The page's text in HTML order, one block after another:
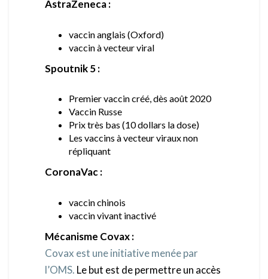
AstraZeneca :
vaccin anglais (Oxford)
vaccin à vecteur viral
Spoutnik 5 :
Premier vaccin créé, dès août 2020
Vaccin Russe
Prix très bas (10 dollars la dose)
Les vaccins à vecteur viraux non
répliquant
CoronaVac :
vaccin chinois
vaccin vivant inactivé
Mécanisme Covax :
Covax est une initiative menée par
l’OMS. Le but est de permettre un accès